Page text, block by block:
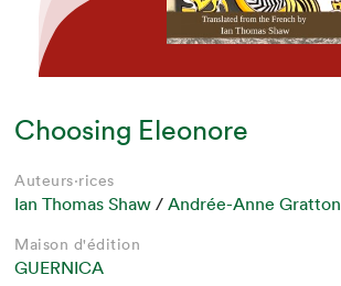
Choosing Eleonore
Auteurs·rices
Ian Thomas Shaw /Andrée-Anne Gratton
Maison d'édition
GUERNICA